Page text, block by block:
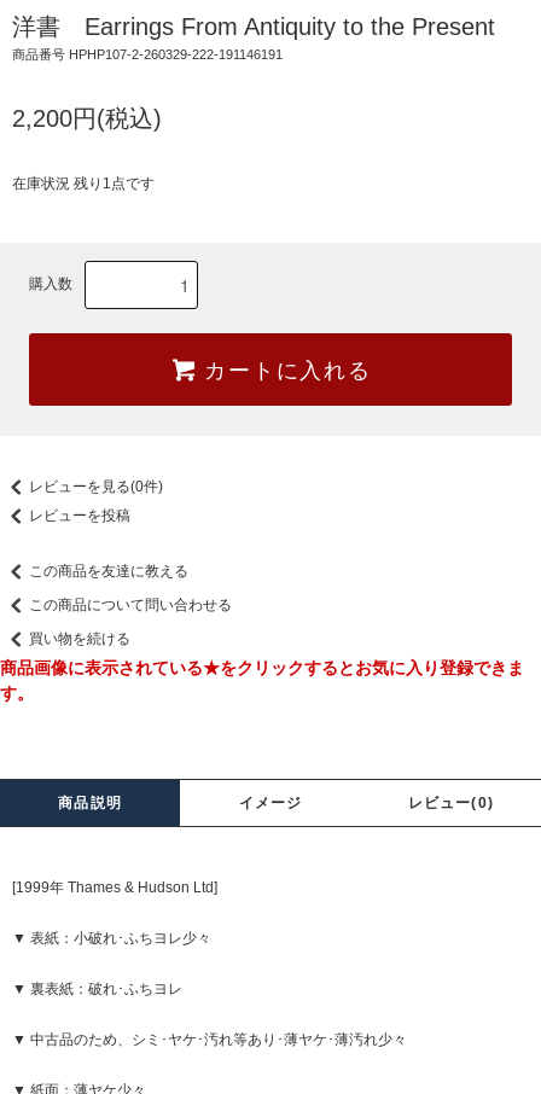
洋書 Earrings From Antiquity to the Present
商品番号 HPHP107-2-260329-222-191146191
2,200円(税込)
在庫状況 残り1点です
購入数
カートに入れる
レビューを見る(0件)
レビューを投稿
この商品を友達に教える
この商品について問い合わせる
買い物を続ける
商品画像に表示されている★をクリックするとお気に入り登録できま
す。
商品説明 イメージ レビュー(0)
[1999年 Thames & Hudson Ltd]
▼ 表紙：小破れ･ふちヨレ少々
▼ 裏表紙：破れ･ふちヨレ
▼ 中古品のため、シミ･ヤケ･汚れ等あり･薄ヤケ･薄汚れ少々
▼ 紙面：薄ヤケ少々